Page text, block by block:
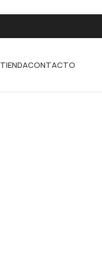
TIENDACONTACTO